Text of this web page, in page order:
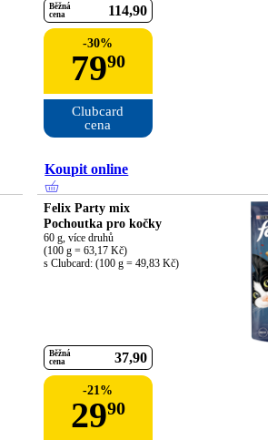
Běžná
cena
114 90
-30%
7990
Clubcard
cena
Koupit online
Felix Party mix
Pochoutka pro kočky
60 g, více druhů
(100 g = 63,17 Kč)
s Clubcard: (100 g = 49,83 Kč)
Běžná
cena
37 90
-21%
2990